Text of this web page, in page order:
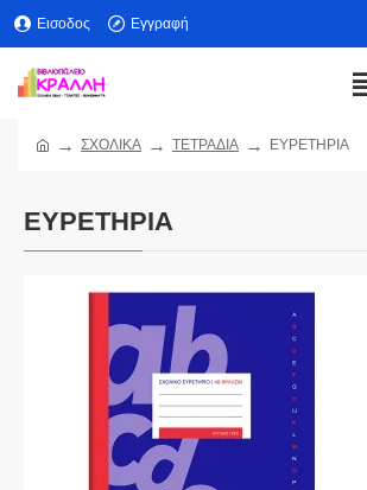
Εισοδος Εγγραφή
ΣΧΟΛΙΚΑ ΤΕΤΡΑΔΙΑ ΕΥΡΕΤΗΡΙΑ
ΕΥΡΕΤΗΡΙΑ